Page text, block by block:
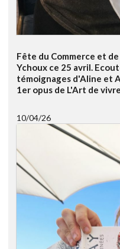
Fête du Commerce et
Ychoux ce 25 avril.
témoignages d'Aline et
1er opus de L'Art de
10/04/26